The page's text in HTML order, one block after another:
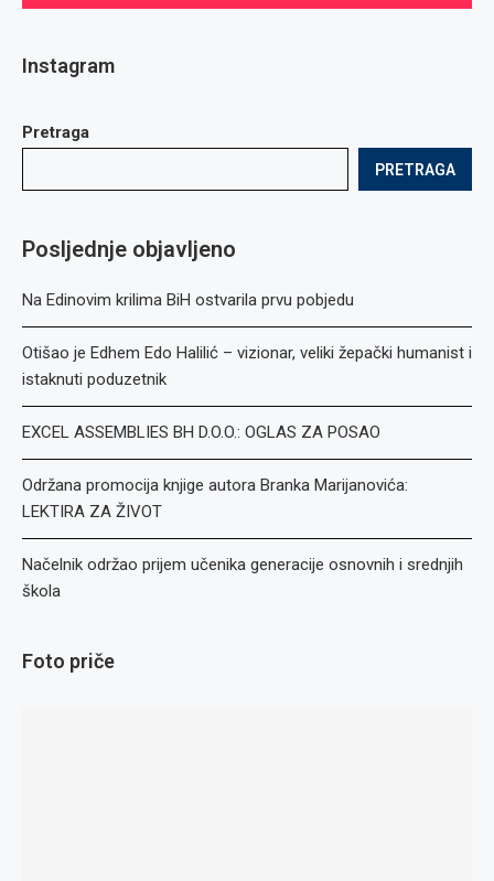
Instagram
Pretraga
PRETRAGA
Posljednje objavljeno
Na Edinovim krilima BiH ostvarila prvu pobjedu
Otišao je Edhem Edo Halilić – vizionar, veliki žepački humanist i
istaknuti poduzetnik
EXCEL ASSEMBLIES BH D.O.O.: OGLAS ZA POSAO
Održana promocija knjige autora Branka Marijanovića:
LEKTIRA ZA ŽIVOT
Načelnik održao prijem učenika generacije osnovnih i srednjih
škola
Foto priče